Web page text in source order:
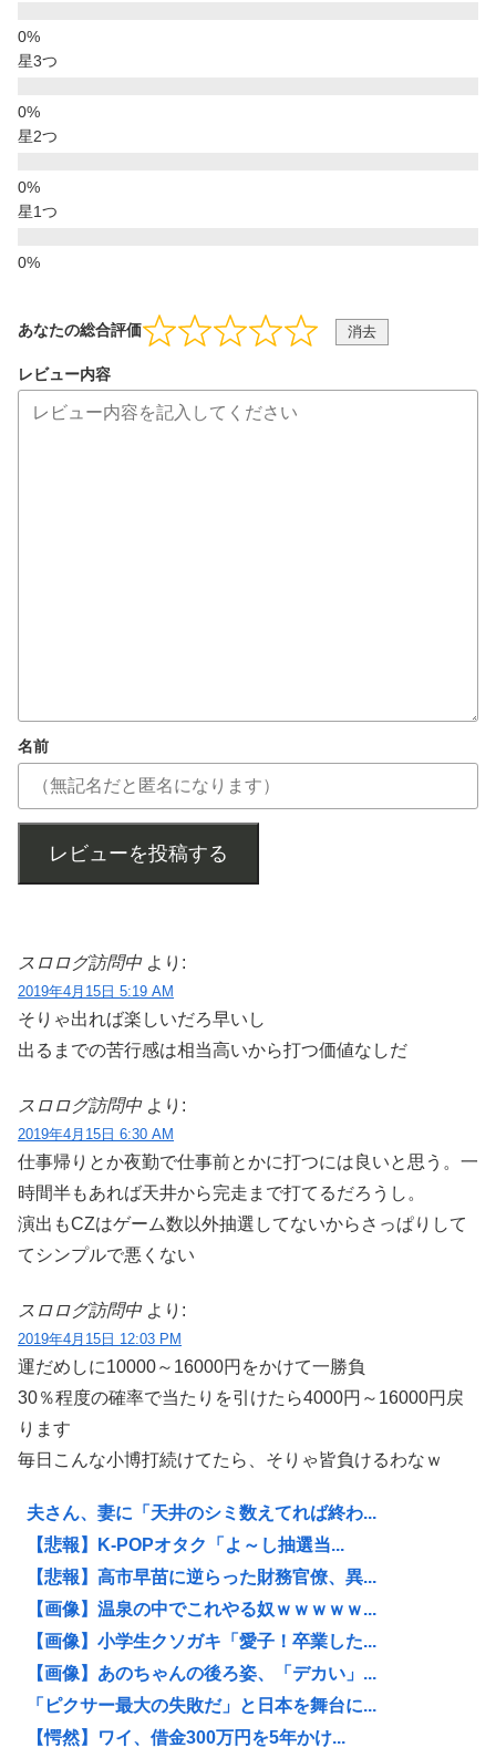
星3つ
星2つ
星1つ
あなたの総合評価 消去
レビュー内容
名前
レビューを投稿する
スロログ訪問中 より:
2019年4月15日 5:19 AM
そりゃ出れば楽しいだろ早いし
出るまでの苦行感は相当高いから打つ価値なしだ
スロログ訪問中 より:
2019年4月15日 6:30 AM
仕事帰りとか夜勤で仕事前とかに打つには良いと思う。一
時間半もあれば天井から完走まで打てるだろうし。
演出もCZはゲーム数以外抽選してないからさっぱりして
てシンプルで悪くない
スロログ訪問中 より:
2019年4月15日 12:03 PM
運だめしに10000～16000円をかけて一勝負
30％程度の確率で当たりを引けたら4000円～16000円戻
ります
毎日こんな小博打続けてたら、そりゃ皆負けるわなｗ
夫さん、妻に「天井のシミ数えてれば終わ...
【悲報】K-POPオタク「よ～し抽選当...
【悲報】高市早苗に逆らった財務官僚、異...
【画像】温泉の中でこれやる奴ｗｗｗｗｗ...
【画像】小学生クソガキ「愛子！卒業した...
【画像】あのちゃんの後ろ姿、「デカい」...
「ピクサー最大の失敗だ」と日本を舞台に...
【愕然】ワイ、借金300万円を5年かけ...